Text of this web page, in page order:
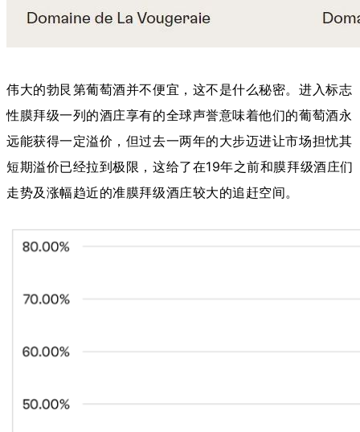
伟大的勃艮第葡萄酒并不便宜，这不是什么秘密。进入标志
性膜拜级一列的酒庄享有的全球声誉意味着他们的葡萄酒永
远能获得一定溢价，但过去一两年的大步迈进让市场担忧其
短期溢价已经拉到极限，这给了在19年之前和膜拜级酒庄们
走势及涨幅趋近的准膜拜级酒庄较大的追赶空间。